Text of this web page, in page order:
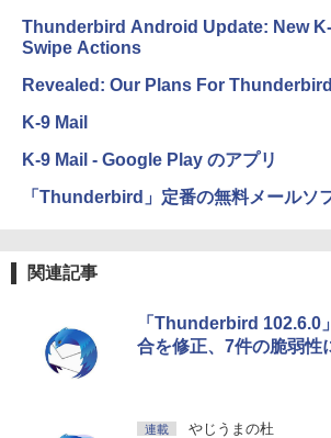
Thunderbird Android Update: New
Swipe Actions
Revealed: Our Plans For
K-9 Mail
K-9 Mail - Google Play のアプリ
「Thunderbird」定番の無料メールソ
関連記事
「Thunderbird 102.6.0
合を修正、7件の脆弱性
連載 やじうまの杜